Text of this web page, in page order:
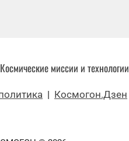
Космические миссии и технологии
| Космогон.Дзен